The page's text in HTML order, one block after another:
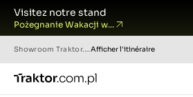
Visitez notre stand
Pożegnanie Wakacji w...
Showroom Traktor.com.pl Afficher l'itinéraire